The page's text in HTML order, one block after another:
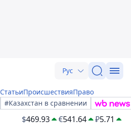
Рус
СтатьиПроисшествияПраво
#Казахстан в сравнении
$469.93 €541.64 ₽5.71